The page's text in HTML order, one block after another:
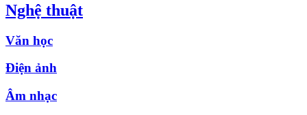
Nghệ thuật
Văn học
Điện ảnh
Âm nhạc